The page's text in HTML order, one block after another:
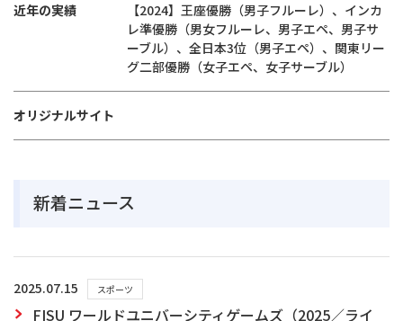
近年の実績
【2024】王座優勝（男子フルーレ）、インカ
レ準優勝（男女フルーレ、男子エペ、男子サ
ーブル）、全日本3位（男子エペ）、関東リー
グ二部優勝（女子エペ、女子サーブル）
オリジナルサイト
新着ニュース
2025.07.15 スポーツ
FISU ワールドユニバーシティゲームズ（2025／ライ